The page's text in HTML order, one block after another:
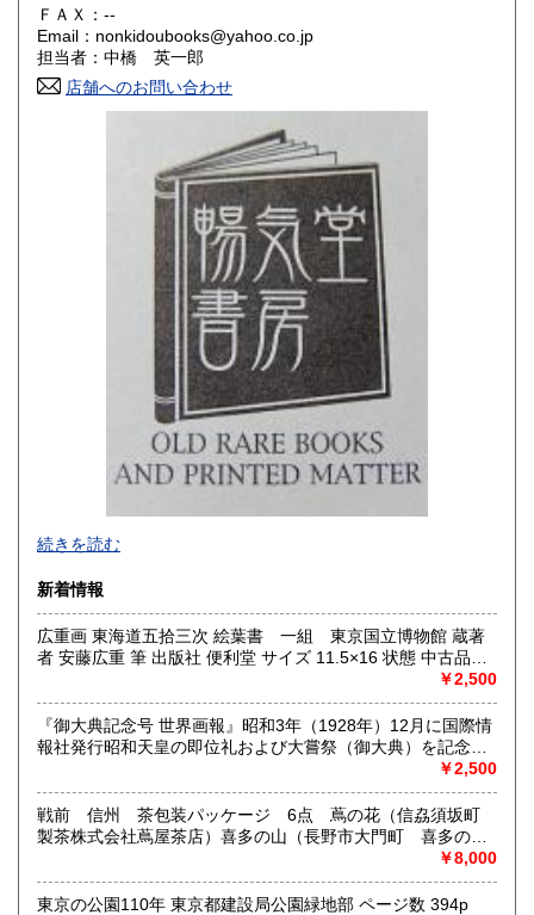
香川県 300円 愛媛県
高知県
300円 長崎県
300円 大分県
300円 鹿児島県
300円
ＦＡＸ：--
Email：nonkidoubooks@yahoo.co.jp
担当者：中橋 英一郎
店舗へのお問い合わせ
最寄駅：花小金井
営業時間：10:00〜18:00
定休日：不定休
古本・骨董品の出張買取のお申込み・ご予約は、お電話・ま
たはメールにて承っております。 お気軽にお問合わせくださ
出張費は無料です。旧家、蔵のあるお宅、昭和40年以前の古
いお宅の買取は、遠方でも大歓迎です。
社会科学、美術工芸、古典籍、近代文献、外国書
続きを読む
新着情報
広重画 東海道五拾三次 絵葉書 一組 東京国立博物館 蔵著
者 安藤広重 筆 出版社 便利堂 サイズ 11.5×16 状態 中古品
ト 53枚組 解説 ごあいさつ 帙 付
￥2,500
『御大典記念号 世界画報』昭和3年（1928年）12月に国際情
報社発行昭和天皇の即位礼および大嘗祭（御大典）を記念す
るグラフ雑誌の臨時増刊号です。当時の儀式の様子や関連行
事を写した貴重な写真や解説が多数収録されています。
￥2,500
戦前 信州 茶包装パッケージ 6点 蔦の花（信劦須坂町
製茶株式会社蔦屋茶店）喜多の山（長野市大門町 喜多の園
本店）西沢園（長野県中堅町 西澤園本舗）梅の花（信州須
坂市梅の園茶店）奈良此園（信州中野町 西澤茶舗）美泉瀧
（信州長野市新町 茶間屋美濃久商店）瀧の音（信濃吉田本
￥8,000
東京の公園110年 東京都建設局公園緑地部 ページ数 394p